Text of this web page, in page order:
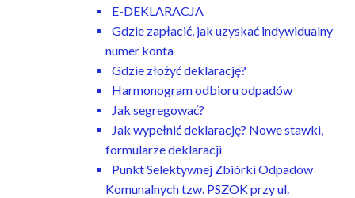
E-DEKLARACJA
Gdzie zapłacić, jak uzyskać indywidualny
numer konta
Gdzie złożyć deklarację?
Harmonogram odbioru odpadów
Jak segregować?
Jak wypełnić deklarację? Nowe stawki,
formularze deklaracji
Punkt Selektywnej Zbiórki Odpadów
Komunalnych tzw. PSZOK przy ul.